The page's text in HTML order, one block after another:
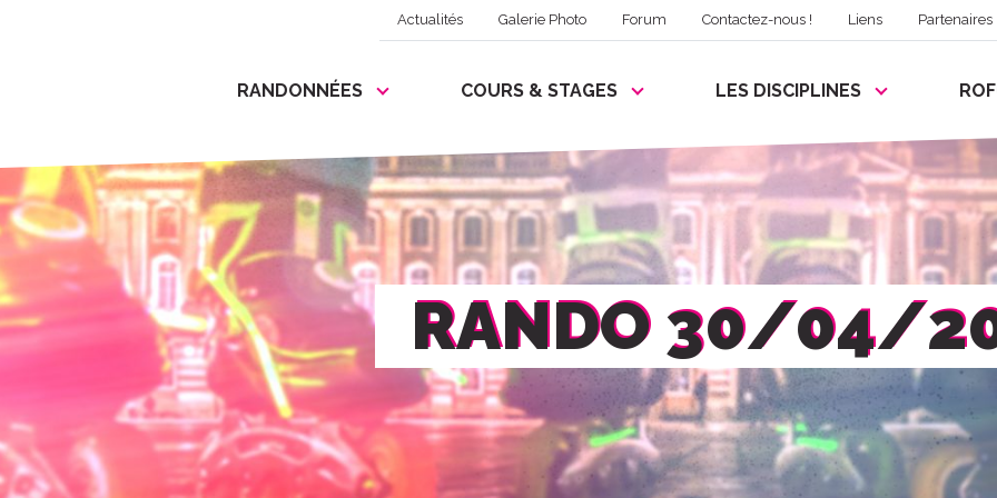
RANDONNÉES COURS & STAGES LES DISCIPLINES
Actualités Galerie Photo Forum Contactez-nous ! Liens Partenaires
RANDO 30/04/